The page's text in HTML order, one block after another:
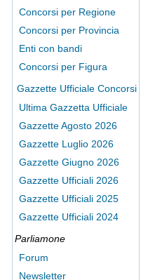
Concorsi per Regione
Concorsi per Provincia
Enti con bandi
Concorsi per Figura
Gazzette Ufficiale Concorsi
Ultima Gazzetta Ufficiale
Gazzette Agosto 2026
Gazzette Luglio 2026
Gazzette Giugno 2026
Gazzette Ufficiali 2026
Gazzette Ufficiali 2025
Gazzette Ufficiali 2024
Parliamone
Forum
Newsletter